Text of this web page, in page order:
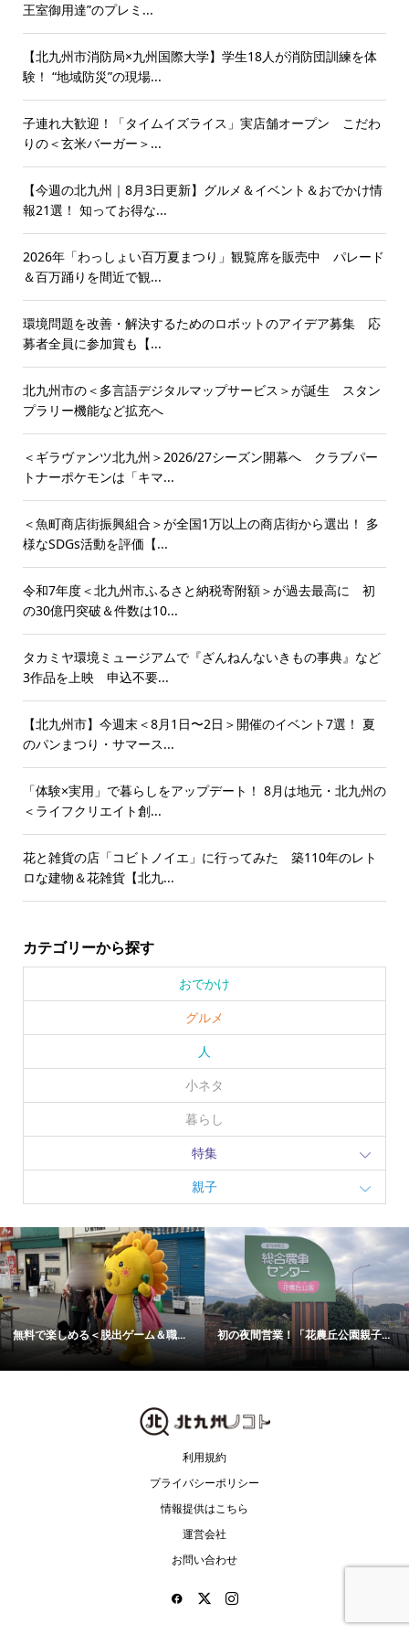
王室御用達”のプレミ...
【北九州市消防局×九州国際大学】学生18人が消防団訓練を体
験！ “地域防災”の現場...
子連れ大歓迎！「タイムイズライス」実店舗オープン こだわ
りの＜玄米バーガー＞...
【今週の北九州｜8月3日更新】グルメ＆イベント＆おでかけ情
報21選！ 知ってお得な...
2026年「わっしょい百万夏まつり」観覧席を販売中 パレード
＆百万踊りを間近で観...
環境問題を改善・解決するためのロボットのアイデア募集 応
募者全員に参加賞も【...
北九州市の＜多言語デジタルマップサービス＞が誕生 スタン
プラリー機能など拡充へ
＜ギラヴァンツ北九州＞2026/27シーズン開幕へ クラブパー
トナーポケモンは「キマ...
＜魚町商店街振興組合＞が全国1万以上の商店街から選出！ 多
様なSDGs活動を評価【...
令和7年度＜北九州市ふるさと納税寄附額＞が過去最高に 初
の30億円突破＆件数は10...
タカミヤ環境ミュージアムで『ざんねんないきもの事典』など
3作品を上映 申込不要...
【北九州市】今週末＜8月1日〜2日＞開催のイベント7選！ 夏
のパンまつり・サマース...
「体験×実用」で暮らしをアップデート！ 8月は地元・北九州の
＜ライフクリエイト創...
花と雑貨の店「コビトノイエ」に行ってみた 築110年のレト
ロな建物＆花雑貨【北九...
カテゴリーから探す
おでかけ
グルメ
人
小ネタ
暮らし
特集
親子
無料で楽しめる＜脱出ゲーム＆職... 初の夜間営業！「花農丘公園親子...
利用規約
プライバシーポリシー
情報提供はこちら
運営会社
お問い合わせ